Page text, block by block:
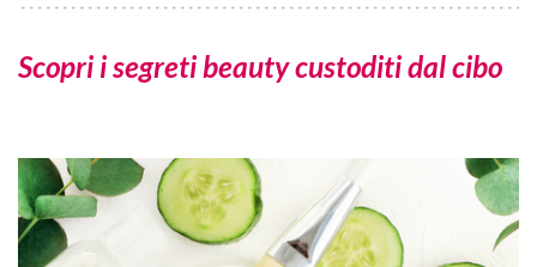
Scopri i segreti beauty custoditi dal cibo